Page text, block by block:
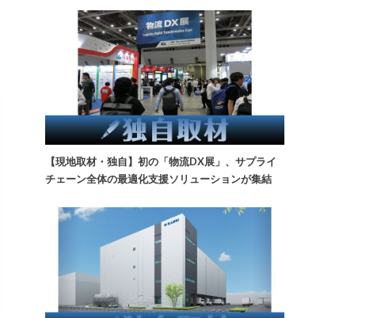
【現地取材・独自】初の「物流DX展」、サプライ
チェーン全体の最適化支援ソリューションが集結